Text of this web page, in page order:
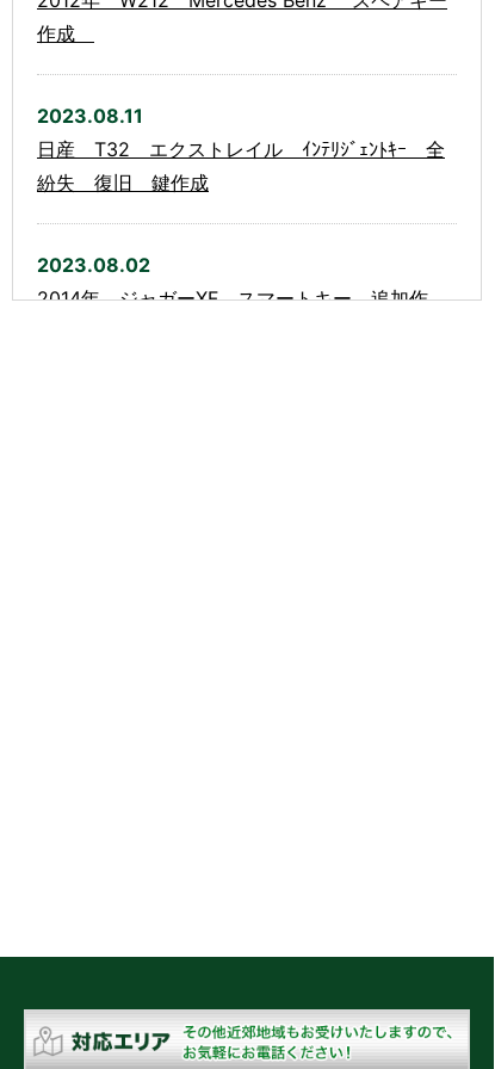
作成
2023.08.11
日産 T32 エクストレイル ｲﾝﾃﾘｼﾞｪﾝﾄｷｰ 全
紛失 復旧 鍵作成
2023.08.02
2014年 ジャガーXF スマートキー 追加作
2017年 トヨタ 50 プリウス スマートキー
紛失 鍵作成